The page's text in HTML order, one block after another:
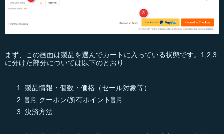
まず、この画面は製品を選んでカートに入っている状態です。1,2,3
に分けた部分については以下のとおり
製品情報・個数・価格（セール対象等）
割引クーポン/所有ポイント割引
決済方法